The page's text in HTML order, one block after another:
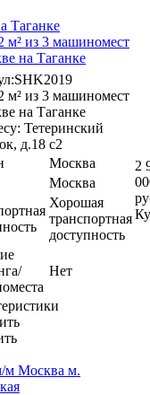
Таганке
м² из 3 машиномест
на Таганке
м² из 3 машиномест
на Таганке
Тетеринский
д.18 с2
Москва
Москва
Хорошая
транспортная
доступность
Нет
2
м Москва м.